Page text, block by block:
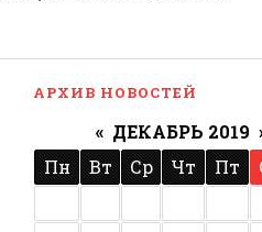
АРХИВ НОВОСТЕЙ
« ДЕКАБРЬ 2019
Пн
Вт Ср Чт Пт